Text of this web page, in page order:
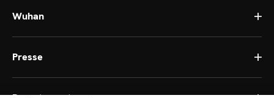
Wuhan
Presse